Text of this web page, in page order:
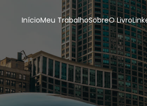
InícioMeu TrabalhoSobreO Livro